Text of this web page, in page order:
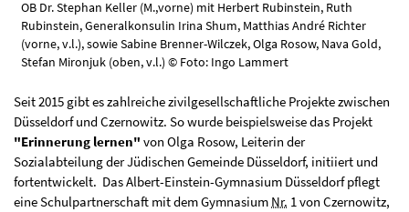
OB Dr. Stephan Keller (M.,vorne) mit Herbert Rubinstein, Ruth
Rubinstein, Generalkonsulin Irina Shum, Matthias André Richter
(vorne, v.l.), sowie Sabine Brenner-Wilczek, Olga Rosow, Nava Gold,
Stefan Mironjuk (oben, v.l.) © Foto: Ingo Lammert
Seit 2015 gibt es zahlreiche zivilgesellschaftliche Projekte zwischen
Düsseldorf und Czernowitz. So wurde beispielsweise das Projekt
"Erinnerung lernen" von Olga Rosow, Leiterin der
Sozialabteilung der Jüdischen Gemeinde Düsseldorf, initiiert und
fortentwickelt. Das Albert-Einstein-Gymnasium Düsseldorf pflegt
eine Schulpartnerschaft mit dem Gymnasium Nr. 1 von Czernowitz,